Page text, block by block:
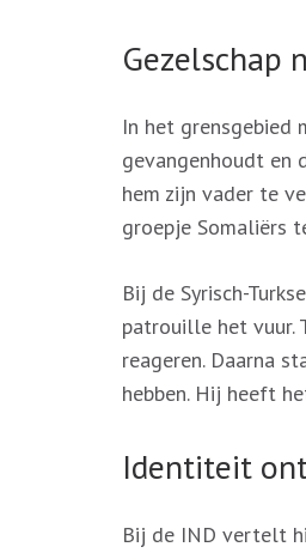
Gezelschap
In het grensgebied
gevangenhoudt en
hem zijn vader te
groepje Somaliërs
Bij de Syrisch-
patrouille het vuur.
reageren. Daarna
hebben. Hij heeft
Identiteit
Bij de IND vertelt